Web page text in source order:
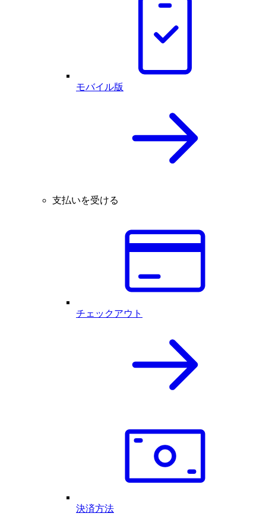
モバイル版
支払いを受ける
チェックアウト
決済方法